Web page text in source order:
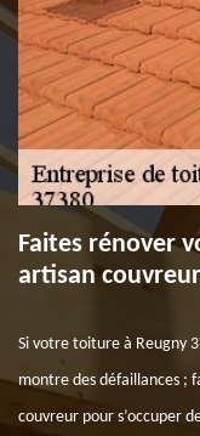
Faites rénover
artisan couvreur
Si votre toiture à Reugny
montre des défaillances ;
couvreur pour s’occuper